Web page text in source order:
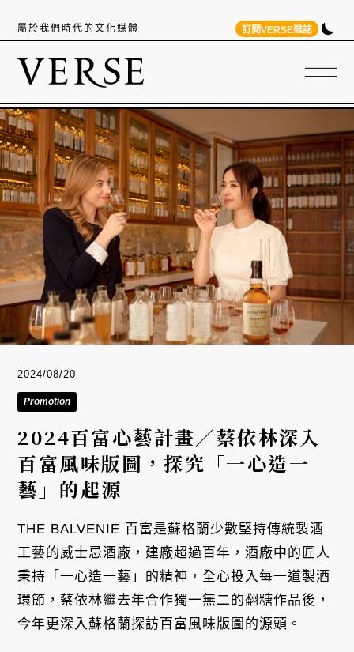
屬於我們時代的文化媒體 訂閱VERSE雜誌
2024/08/20
Promotion
2024百富心藝計畫／蔡依林深入
百富風味版圖，探究「一心造一
藝」的起源
THE BALVENIE 百富是蘇格蘭少數堅持傳統製酒
工藝的威士忌酒廠，建廠超過百年，酒廠中的匠人
秉持「一心造一藝」的精神，全心投入每一道製酒
環節，蔡依林繼去年合作獨一無二的翻糖作品後，
今年更深入蘇格蘭探訪百富風味版圖的源頭。